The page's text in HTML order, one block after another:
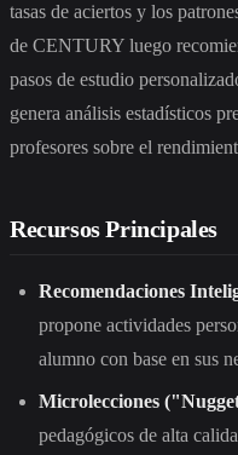
tasas de aciertos y los
de CENTURY luego
pasos de estudio
genera análisis estadísticos
profesores sobre el
Recursos Principales
Recomendaciones
propone actividades
alumno con base en sus
Microlecciones
pedagógicos de alta